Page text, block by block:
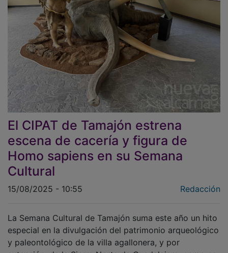
El CIPAT de Tamajón estrena
escena de cacería y figura de
Homo sapiens en su Semana
Cultural
especial en la divulgación del patrimonio arqueológico
y paleontológico de la villa agallonera, y por
extensión, de la Sierra Norte de Guadalajara, como es